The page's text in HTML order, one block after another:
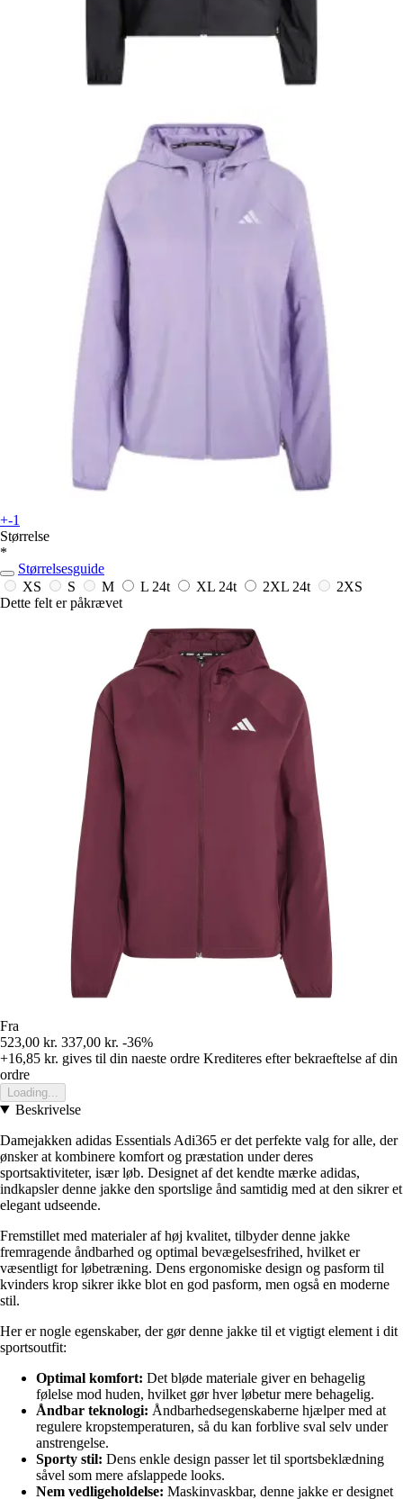
+-1
Størrelse
*
Størrelsesguide
XS
S M L 24t XL 24t 2XL 24t
2XS
Dette felt er påkrævet
Fra
523,00 kr. 337,00 kr. -36%
+16,85 kr. gives til din naeste ordre Krediteres efter bekraeftelse af din
ordre
Loading...
Beskrivelse
Damejakken adidas Essentials Adi365 er det perfekte valg for alle, der
ønsker at kombinere komfort og præstation under deres
sportsaktiviteter, især løb. Designet af det kendte mærke adidas,
indkapsler denne jakke den sportslige ånd samtidig med at den sikrer et
elegant udseende.
Fremstillet med materialer af høj kvalitet, tilbyder denne jakke
fremragende åndbarhed og optimal bevægelsesfrihed, hvilket er
væsentligt for løbetræning. Dens ergonomiske design og pasform til
kvinders krop sikrer ikke blot en god pasform, men også en moderne
stil.
Her er nogle egenskaber, der gør denne jakke til et vigtigt element i dit
sportsoutfit:
Optimal komfort: Det bløde materiale giver en behagelig
følelse mod huden, hvilket gør hver løbetur mere behagelig.
Åndbar teknologi: Åndbarhedsegenskaberne hjælper med at
regulere kropstemperaturen, så du kan forblive sval selv under
anstrengelse.
Sporty stil: Dens enkle design passer let til sportsbeklædning
såvel som mere afslappede looks.
Nem vedligeholdelse: Maskinvaskbar, denne jakke er designet